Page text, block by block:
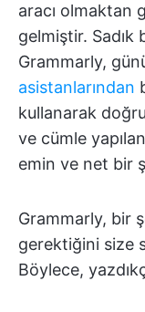
aracı olmaktan
gelmiştir.
Grammarly,
asistanlarından
kullanarak
ve cümle
emin ve net bir
Grammarly, bir
gerektiğini size
Böylece,